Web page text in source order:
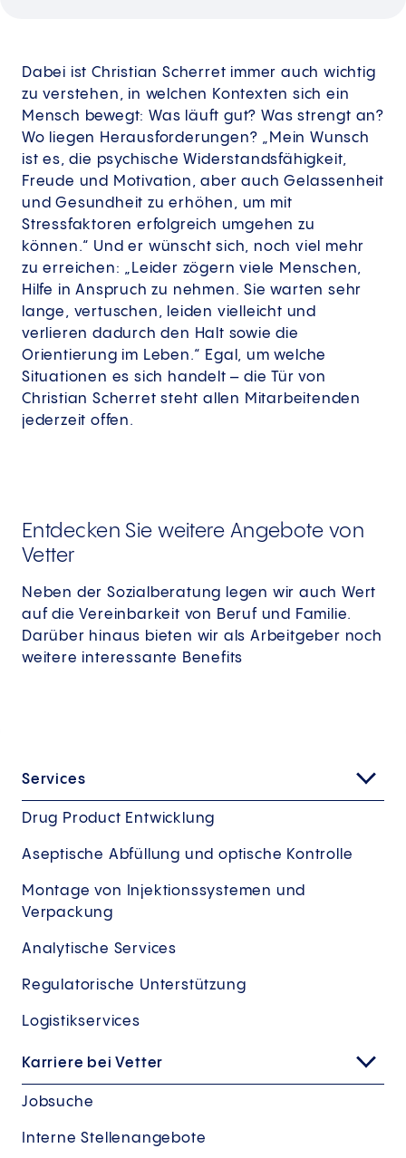
Dabei ist Christian Scherret immer auch wichtig
zu verstehen, in welchen Kontexten sich ein
Mensch bewegt: Was läuft gut? Was strengt an?
Wo liegen Herausforderungen? „Mein Wunsch
ist es, die psychische Widerstandsfähigkeit,
Freude und Motivation, aber auch Gelassenheit
und Gesundheit zu erhöhen, um mit
Stressfaktoren erfolgreich umgehen zu
können.“ Und er wünscht sich, noch viel mehr
zu erreichen: „Leider zögern viele Menschen,
Hilfe in Anspruch zu nehmen. Sie warten sehr
lange, vertuschen, leiden vielleicht und
verlieren dadurch den Halt sowie die
Orientierung im Leben.“ Egal, um welche
Situationen es sich handelt – die Tür von
Christian Scherret steht allen Mitarbeitenden
jederzeit offen.
Entdecken Sie weitere Angebote von
Vetter
Neben der Sozialberatung legen wir auch Wert
auf die Vereinbarkeit von Beruf und Familie.
Darüber hinaus bieten wir als Arbeitgeber noch
weitere interessante Benefits
Services
Drug Product Entwicklung
Aseptische Abfüllung und optische Kontrolle
Montage von Injektionssystemen und
Verpackung
Analytische Services
Regulatorische Unterstützung
Logistikservices
Karriere bei Vetter
Jobsuche
Interne Stellenangebote